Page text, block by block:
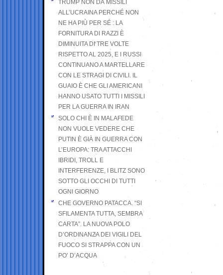
TRUMP NON DÀ MISSILI
ALL’UCRAINA PERCHÉ NON
NE HA PIÙ PER SÉ : LA
FORNITURA DI RAZZI È
DIMINUITA DI TRE VOLTE
RISPETTO AL 2025, E I RUSSI
CONTINUANO A MARTELLARE
CON LE STRAGI DI CIVILI. IL
GUAIO È CHE GLI AMERICANI
HANNO USATO TUTTI I MISSILI
PER LA GUERRA IN IRAN
SOLO CHI È IN MALAFEDE
NON VUOLE VEDERE CHE
PUTIN È GIÀ IN GUERRA CON
L’EUROPA: TRA ATTACCHI
IBRIDI, TROLL E
INTERFERENZE, I BLITZ SONO
SOTTO GLI OCCHI DI TUTTI
OGNI GIORNO
CHE GOVERNO PATACCA. “SI
SFILAMENTA TUTTA, SEMBRA
CARTA”. LA NUOVA POLO
D’ORDINANZA DEI VIGILI DEL
FUOCO SI STRAPPA CON UN
PO’ D’ACQUA